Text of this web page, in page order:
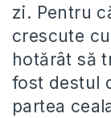
zi. Pentru
crescute
hotărât să
fost destul
partea